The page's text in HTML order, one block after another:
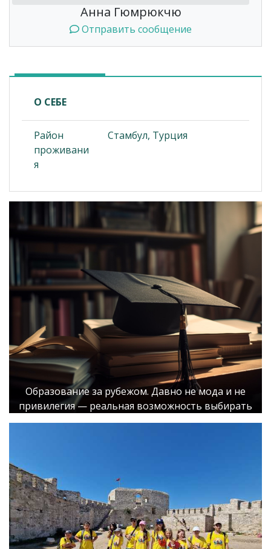
Анна Гюмрюкчю
Отправить сообщение
О СЕБЕ
Район
проживани
я
Стамбул, Турция
Образование за рубежом. Давно не мода и не
привилегия — реальная возможность выбирать